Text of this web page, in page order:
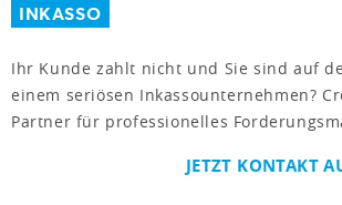
INKASSO
Ihr Kunde zahlt nicht und Sie sind auf
einem seriösen Inkassounternehmen?
Partner für professionelles
JETZT KONTAKT